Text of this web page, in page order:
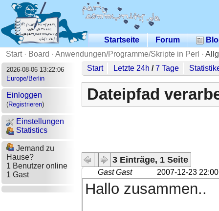
Startseite Forum
Start· Board · Anwendungen/Programme/Skripte in Perl ·
2026-08-06 13:22:06
Europe/Berlin
Einloggen
(Registrieren)
Einstellungen
Statistics
Jemand zu
Hause?
1 Benutzer online
1 Gast
Start Letzte 24h /7 Tage
Dateipfad
3 Einträge, 1 Seite
Gast Gast 2007-12-23 22:00
Hallo zusammen..